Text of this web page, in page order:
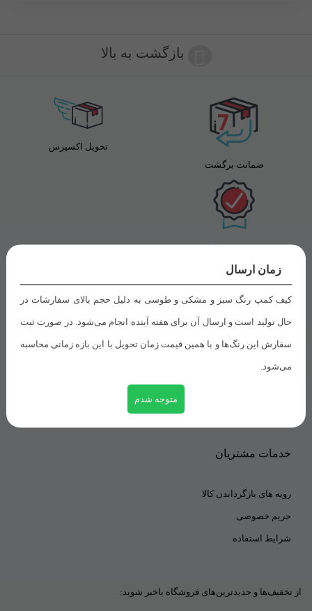
زمان ارسال
کیف کمپ رنگ سبز و مشکی و طوسی به دلیل حجم بالای سفارشات در
حال تولید است و ارسال آن برای هفته آینده انجام می‌شود. در صورت ثبت
سفارش این رنگ‌ها و با همین قیمت زمان تحویل با این بازه زمانی محاسبه
می‌شود.
متوجه شدم
بازگشت به بالا
ضمانت برگشت
تحویل اکسپرس
تضمین بهترین قیمت
خدمات مشتریان
رویه های بازگرداندن کالا
حریم خصوصی
شرایط استفاده
از تخفیف‌ها و جدیدترین‌های فروشگاه باخبر شوید: